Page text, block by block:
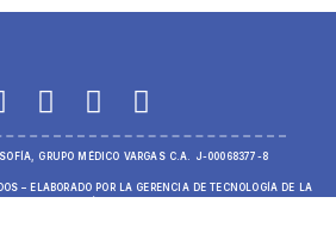
GRUPO MÉDICO VARGAS C.A. J-00068377-8
– ELABORADO POR LA GERENCIA DE TECNOLOGÍA DE LA